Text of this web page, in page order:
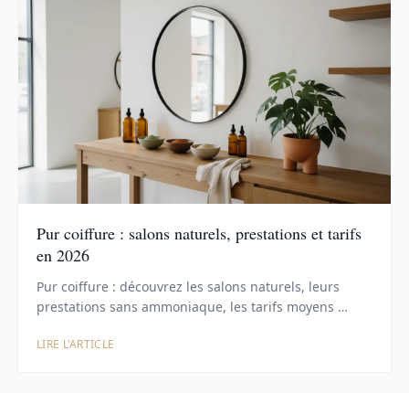
Pur coiffure : salons naturels, prestations et tarifs
en 2026
Pur coiffure : découvrez les salons naturels, leurs
prestations sans ammoniaque, les tarifs moyens …
LIRE L'ARTICLE